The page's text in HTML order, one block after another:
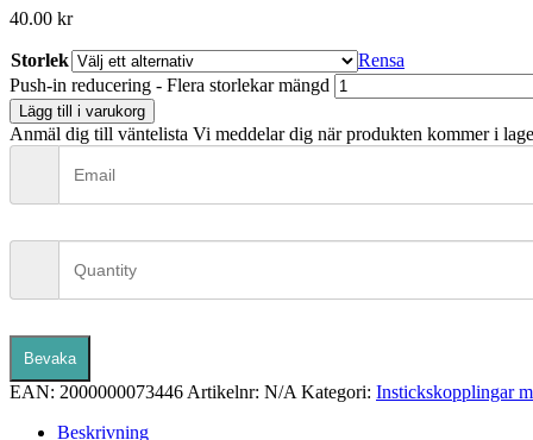
40.00 kr
Storlek
Rensa
Push-in reducering - Flera storlekar mängd
Lägg till i varukorg
Anmäl dig till väntelista Vi meddelar dig när produkten kommer i
Bevaka
EAN: 2000000073446 Artikelnr: N/A Kategori: Instickskopplingar
Beskrivning